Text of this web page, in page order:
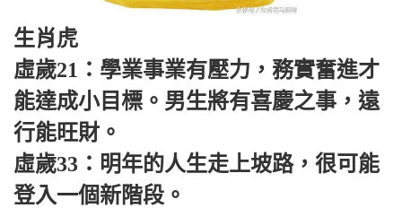
生肖虎
虛歲21：學業事業有壓力，務實奮進才
能達成小目標。男生將有喜慶之事，遠
行能旺財。
虛歲33：明年的人生走上坡路，很可能
登入一個新階段。